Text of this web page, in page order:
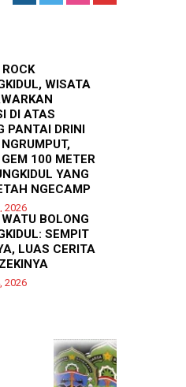
WISATA
DI ATAS
PANTAI DRINI
2026
100 METER
YANG
NGECAMP
2026
BOLONG
SEMPIT
LUAS CERITA
2026